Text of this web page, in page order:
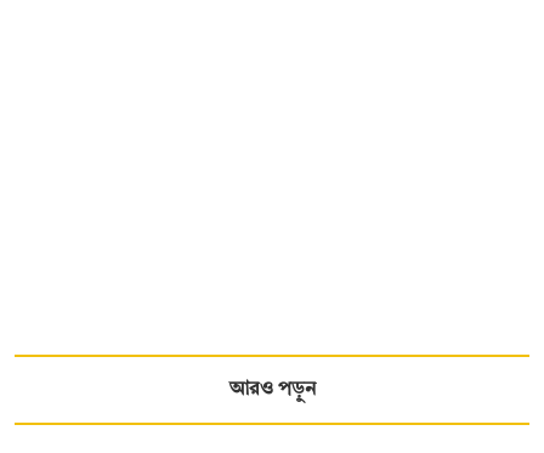
আরও পড়ুন